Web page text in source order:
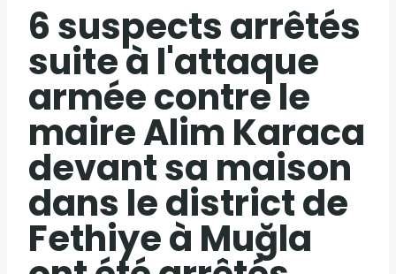
6 suspects arrêtés
suite à l'attaque
armée contre le
maire Alim Karaca
devant sa maison
dans le district de
Fethiye à Muğla